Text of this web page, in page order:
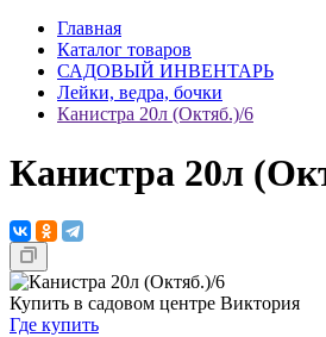
Главная
Каталог товаров
САДОВЫЙ ИНВЕНТАРЬ
Лейки, ведра, бочки
Канистра 20л (Октяб.)/6
Канистра 20л
Купить в садовом центре Виктория
Где купить